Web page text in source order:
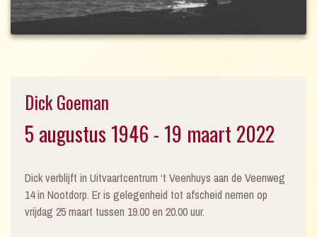
Dick Goeman
5 augustus 1946 - 19 maart 2022
Dick verblijft in Uitvaartcentrum ‘t Veenhuys aan de Veenweg
14 in Nootdorp. Er is gelegenheid tot afscheid nemen op
vrijdag 25 maart tussen 19.00 en 20.00 uur.